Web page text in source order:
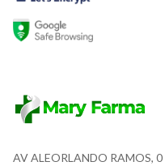
AV ALEORLANDO RAMOS, 0